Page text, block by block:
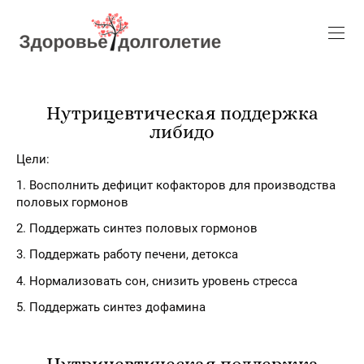
Нутрицевтическая поддержка
либидо
Цели:
1. Восполнить дефицит кофакторов для производства
половых гормонов
2. Поддержать синтез половых гормонов
3. Поддержать работу печени, детокса
4. Нормализовать сон, снизить уровень стресса
5. Поддержать синтез дофамина